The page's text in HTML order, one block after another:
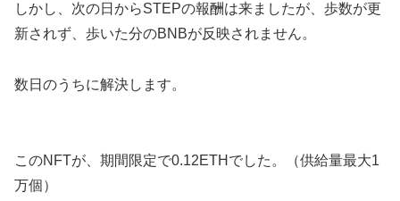
しかし、次の日からSTEPの報酬は来ましたが、歩数が更
新されず、歩いた分のBNBが反映されません。
数日のうちに解決します。
このNFTが、期間限定で0.12ETHでした。（供給量最大1
万個）